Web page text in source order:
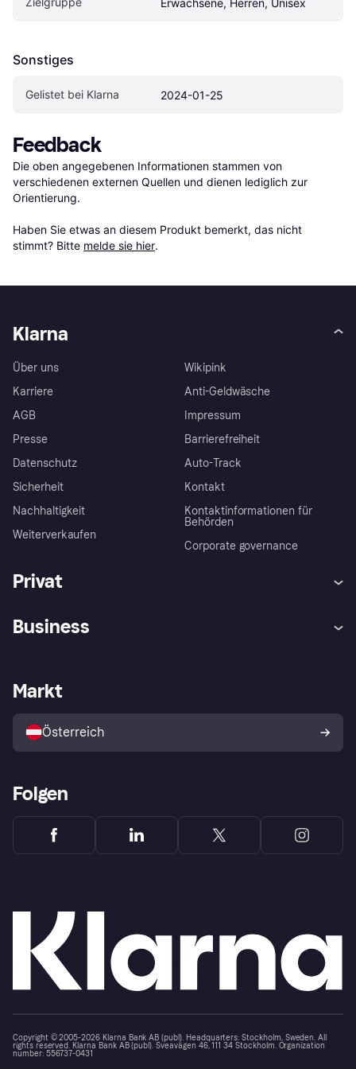
Sonstiges
Gelistet bei Klarna 2024-01-25
Feedback
Die oben angegebenen Informationen stammen von
verschiedenen externen Quellen und dienen lediglich zur
Orientierung.
Haben Sie etwas an diesem Produkt bemerkt, das nicht
stimmt? Bitte melde sie hier.
Klarna
Über uns
Karriere
AGB
Presse
Datenschutz
Sicherheit
Nachhaltigkeit
Weiterverkaufen
Wikipink
Anti-Geldwäsche
Impressum
Barrierefreiheit
Auto-Track
Kontakt
Kontaktinformationen für
Behörden
Corporate governance
Privat
Shops entdecken
Business
Händlerportal
Markt
Österreich
Folgen
Copyright © 2005-2026 Klarna Bank AB (publ). Headquarters: Stockholm, Sweden. All
rights reserved. Klarna Bank AB (publ). Sveavägen 46, 111 34 Stockholm. Organization
number: 556737-0431